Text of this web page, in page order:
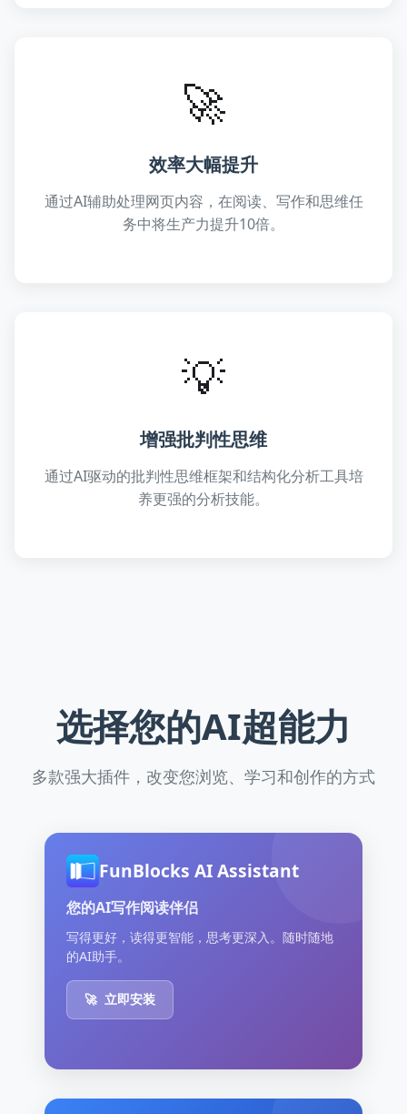
🚀
效率大幅提升
通过AI辅助处理网页内容，在阅读、写作和思维任
务中将生产力提升10倍。
💡
增强批判性思维
通过AI驱动的批判性思维框架和结构化分析工具培
养更强的分析技能。
选择您的AI超能力
多款强大插件，改变您浏览、学习和创作的方式
FunBlocks AI Assistant
您的AI写作阅读伴侣
写得更好，读得更智能，思考更深入。随时随地
的AI助手。
🚀 立即安装